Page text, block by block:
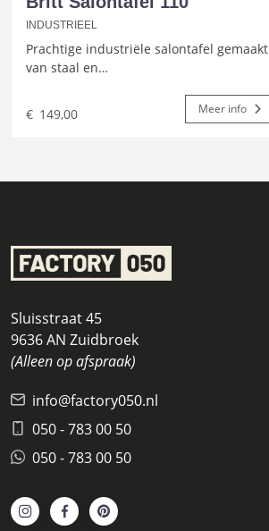
INDUSTRIEEL
Prachtige industriële salontafel gemaakt
van staal en…
€ 149,00 Meer info
Sluisstraat 45
9636 AN Zuidbroek
(Alleen op afspraak)
info@factory050.nl
050 - 783 00 50
050 - 783 00 50